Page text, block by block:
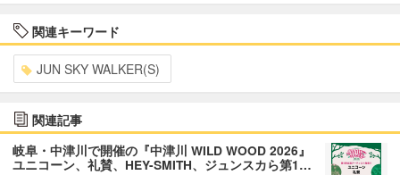
関連キーワード
JUN SKY WALKER(S)
関連記事
岐阜・中津川で開催の『中津川 WILD WOOD 2026』
ユニコーン、礼賛、HEY-SMITH、ジュンスカら第1…